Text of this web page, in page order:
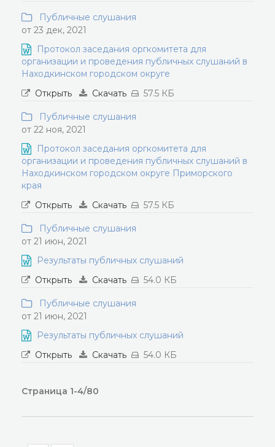
Публичные слушания
от 23 дек, 2021
Протокол заседания оргкомитета для
организации и проведения публичных слушаний в
Находкинском городском округе
Открыть
Скачать 57.5 КБ
Публичные слушания
от 22 ноя, 2021
Протокол заседания оргкомитета для
организации и проведения публичных слушаний в
Находкинском городском округе Приморского
края
Открыть
Скачать 57.5 КБ
Публичные слушания
от 21 июн, 2021
Результаты публичных слушаний
Открыть
Скачать 54.0 КБ
Публичные слушания
от 21 июн, 2021
Результаты публичных слушаний
Открыть
Скачать 54.0 КБ
Страница 1-4/80